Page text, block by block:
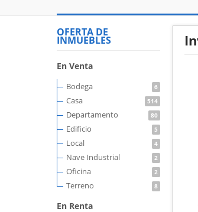
OFERTA DE
INMUEBLES
En Venta
Bodega 6
Casa 514
Departamento 80
Edificio 5
Local 4
Nave Industrial 2
Oficina 2
Terreno 8
En Renta